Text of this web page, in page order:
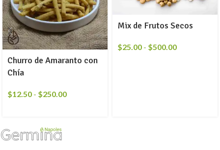
Churro de Amaranto con
Chía
$12.50 - $250.00
Mix de Frutos Secos
$25.00 - $500.00